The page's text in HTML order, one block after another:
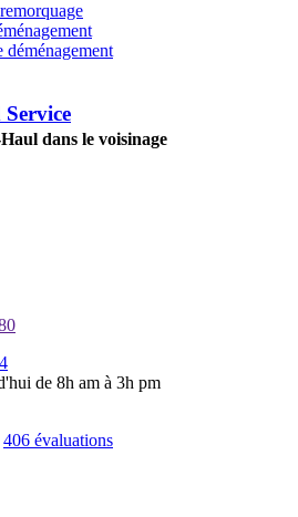
déménagement
dans le voisinage
de 8h am à 3h pm
406 évaluations